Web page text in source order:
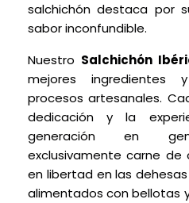
salchichóndestaca por
sabor inconfundible.
Nuestro Salchichón
mejores ingredientes
procesos artesanales.
dedicación y la
generación en
exclusivamente carne de
en libertad en las
alimentados con bellotas